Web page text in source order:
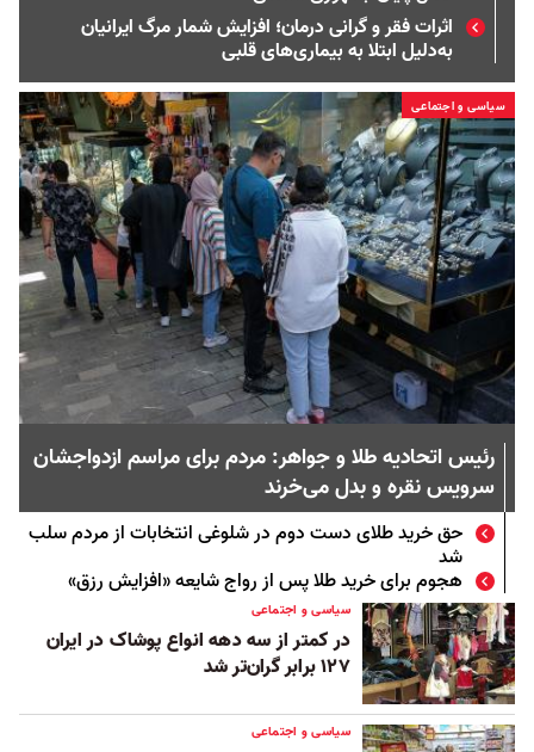
اثرات فقر و گرانی درمان؛ افزایش شمار مرگ ایرانیان
به‌دلیل ابتلا به بیماری‌های قلبی
سیاسی و اجتماعی
رئیس اتحادیه طلا و جواهر: مردم برای مراسم ازدواجشان
سرویس نقره و بدل می‌خرند
حق خرید طلای دست دوم در شلوغی انتخابات از مردم سلب
شد
هجوم برای خرید طلا پس از رواج شایعه «افزایش رزق»
سیاسی و اجتماعی
در کمتر از سه دهه انواع پوشاک در ایران
۱۲۷ برابر گران‌تر شد
سیاسی و اجتماعی